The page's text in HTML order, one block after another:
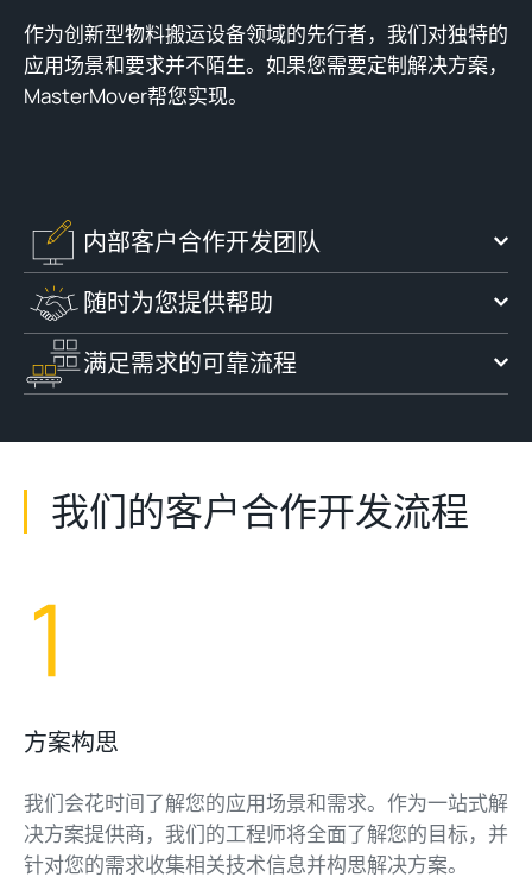
作为创新型物料搬运设备领域的先行者，我们对独特的
应用场景和要求并不陌生。如果您需要定制解决方案，
MasterMover帮您实现。
内部客户合作开发团队
随时为您提供帮助
满足需求的可靠流程
我们的客户合作开发流程
方案构思
我们会花时间了解您的应用场景和需求。作为一站式解
决方案提供商，我们的工程师将全面了解您的目标，并
针对您的需求收集相关技术信息并构思解决方案。